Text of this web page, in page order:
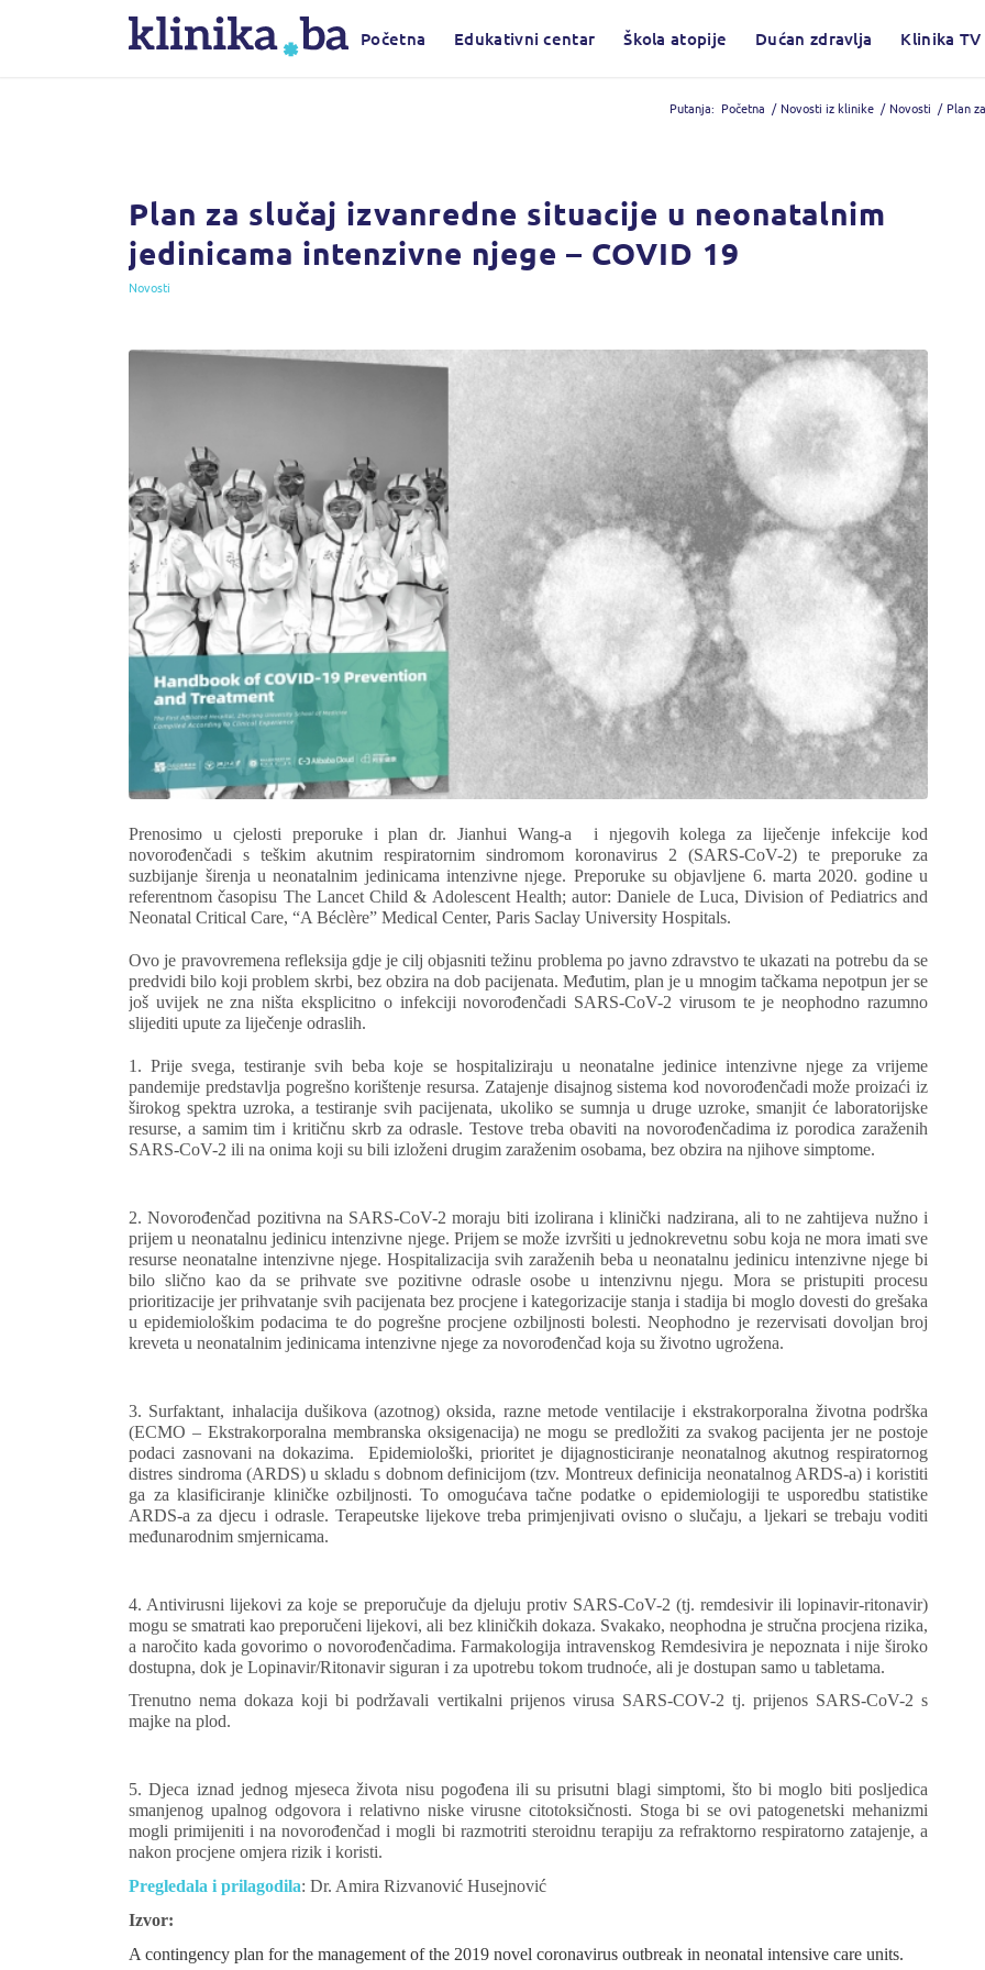
Početna Edukativni centar Škola atopije Dućan zdravlja Klinika TV
Putanja: Početna / Novosti iz klinike / Novosti / Plan
Plan za slučaj izvanredne situacije u neonatalnim
jedinicama intenzivne njege – COVID 19
Novosti
Prenosimo u cjelosti preporuke i plan dr. Jianhui Wang-a i njegovih kolega za liječenje infekcije kod
novorođenčadi s teškim akutnim respiratornim sindromom koronavirus 2 (SARS-CoV-2) te preporuke za
suzbijanje širenja u neonatalnim jedinicama intenzivne njege. Preporuke su objavljene 6. marta 2020. godine u
referentnom časopisu The Lancet Child & Adolescent Health; autor: Daniele de Luca, Division of Pediatrics and
Neonatal Critical Care, “A Béclère” Medical Center, Paris Saclay University Hospitals.
Ovo je pravovremena refleksija gdje je cilj objasniti težinu problema po javno zdravstvo te ukazati na potrebu da se
predvidi bilo koji problem skrbi, bez obzira na dob pacijenata. Međutim, plan je u mnogim tačkama nepotpun jer se
još uvijek ne zna ništa eksplicitno o infekciji novorođenčadi SARS-CoV-2 virusom te je neophodno razumno
slijediti upute za liječenje odraslih.
1. Prije svega, testiranje svih beba koje se hospitaliziraju u neonatalne jedinice intenzivne njege za vrijeme
pandemije predstavlja pogrešno korištenje resursa. Zatajenje disajnog sistema kod novorođenčadi može proizaći iz
širokog spektra uzroka, a testiranje svih pacijenata, ukoliko se sumnja u druge uzroke, smanjit će laboratorijske
resurse, a samim tim i kritičnu skrb za odrasle. Testove treba obaviti na novorođenčadima iz porodica zaraženih
SARS-CoV-2 ili na onima koji su bili izloženi drugim zaraženim osobama, bez obzira na njihove simptome.
2. Novorođenčad pozitivna na SARS-CoV-2 moraju biti izolirana i klinički nadzirana, ali to ne zahtijeva nužno i
prijem u neonatalnu jedinicu intenzivne njege. Prijem se može izvršiti u jednokrevetnu sobu koja ne mora imati sve
resurse neonatalne intenzivne njege. Hospitalizacija svih zaraženih beba u neonatalnu jedinicu intenzivne njege bi
bilo slično kao da se prihvate sve pozitivne odrasle osobe u intenzivnu njegu. Mora se pristupiti procesu
prioritizacije jer prihvatanje svih pacijenata bez procjene i kategorizacije stanja i stadija bi moglo dovesti do grešaka
u epidemiološkim podacima te do pogrešne procjene ozbiljnosti bolesti. Neophodno je rezervisati dovoljan broj
kreveta u neonatalnim jedinicama intenzivne njege za novorođenčad koja su životno ugrožena.
3. Surfaktant, inhalacija dušikova (azotnog) oksida, razne metode ventilacije i ekstrakorporalna životna podrška
(ECMO – Ekstrakorporalna membranska oksigenacija) ne mogu se predložiti za svakog pacijenta jer ne postoje
podaci zasnovani na dokazima. Epidemiološki, prioritet je dijagnosticiranje neonatalnog akutnog respiratornog
distres sindroma (ARDS) u skladu s dobnom definicijom (tzv. Montreux definicija neonatalnog ARDS-a) i koristiti
ga za klasificiranje kliničke ozbiljnosti. To omogućava tačne podatke o epidemiologiji te usporedbu statistike
ARDS-a za djecu i odrasle. Terapeutske lijekove treba primjenjivati ovisno o slučaju, a ljekari se trebaju voditi
međunarodnim smjernicama.
4. Antivirusni lijekovi za koje se preporučuje da djeluju protiv SARS-CoV-2 (tj. remdesivir ili lopinavir-ritonavir)
mogu se smatrati kao preporučeni lijekovi, ali bez kliničkih dokaza. Svakako, neophodna je stručna procjena rizika,
a naročito kada govorimo o novorođenčadima. Farmakologija intravenskog Remdesivira je nepoznata i nije široko
dostupna, dok je Lopinavir/Ritonavir siguran i za upotrebu tokom trudnoće, ali je dostupan samo u tabletama.
Trenutno nema dokaza koji bi podržavali vertikalni prijenos virusa SARS-COV-2 tj. prijenos SARS-CoV-2 s
majke na plod.
5. Djeca iznad jednog mjeseca života nisu pogođena ili su prisutni blagi simptomi, što bi moglo biti posljedica
smanjenog upalnog odgovora i relativno niske virusne citotoksičnosti. Stoga bi se ovi patogenetski mehanizmi
mogli primijeniti i na novorođenčad i mogli bi razmotriti steroidnu terapiju za refraktorno respiratorno zatajenje, a
nakon procjene omjera rizik i koristi.
Pregledala i prilagodila: Dr. Amira Rizvanović Husejnović
Izvor:
A contingency plan for the management of the 2019 novel coronavirus outbreak in neonatal intensive care units.